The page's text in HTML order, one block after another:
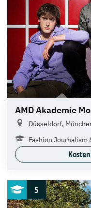
AMD Akademie
Düsseldorf,
Fashion Journalism
5